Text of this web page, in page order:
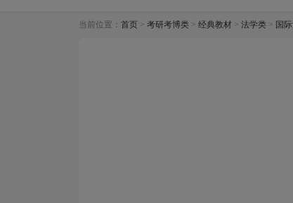
当前位置： 首页 > 考研考博类 > 经典教材 > 法学类 > 国